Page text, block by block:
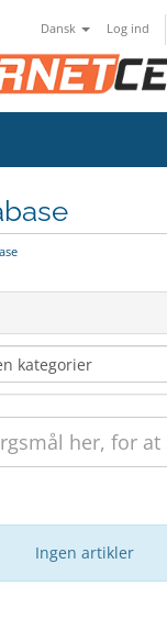
Dansk Log ind
Ingen artikler